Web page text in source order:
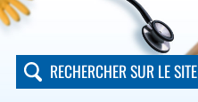
RECHERCHER SUR LE SITE